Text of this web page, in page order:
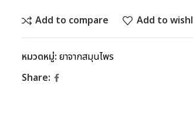
Add to compare
Add to
หมวดหมู่: ยาจากสมุนไพร
Share: